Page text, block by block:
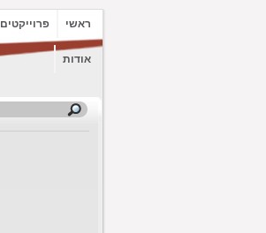
ראשי פרוייקטים
אודות